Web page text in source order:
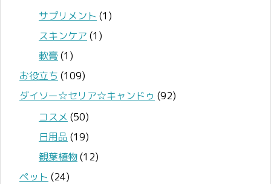
サプリメント (1)
スキンケア (1)
軟膏(1)
お役立ち (109)
ダイソー☆セリア☆キャンドゥ (92)
コスメ (50)
日用品 (19)
観葉植物(12)
ペット (24)